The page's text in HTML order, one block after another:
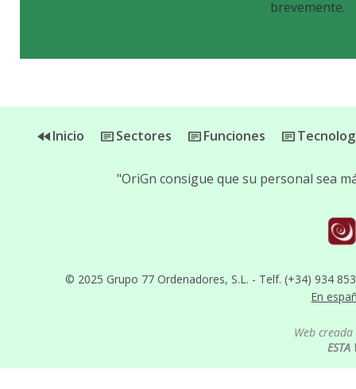
brevemente.
Inicio Sectores Funciones
© 2025 Grupo 77 Ordenadores, S.L. - Telf. (+34) 934
En
"OriGn consigue que su personal sea
Web
ESTA